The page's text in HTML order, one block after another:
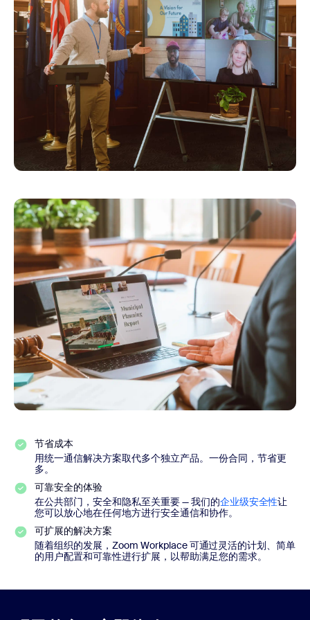
节省成本
用统一通信解决方案取代多个独立产品。一份合同，节省更
多。
可靠安全的体验
在公共部门，安全和隐私至关重要 — 我们的企业级安全性让
您可以放心地在任何地方进行安全通信和协作。
可扩展的解决方案
随着组织的发展，Zoom Workplace 可通过灵活的计划、简单
的用户配置和可靠性进行扩展，以帮助满足您的需求。